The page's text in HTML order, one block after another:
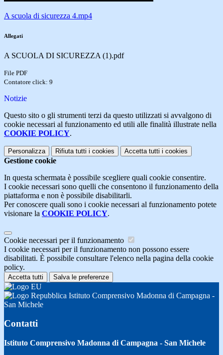
A scuola di sicurezza 4.mp4
Allegati
A SCUOLA DI SICUREZZA (1).pdf
File PDF
Contatore click: 9
Notizie
Questo sito o gli strumenti terzi da questo utilizzati si avvalgono di
cookie necessari al funzionamento ed utili alle finalità illustrate nella
COOKIE POLICY.
Personalizza Rifiuta tutti i cookies Accetta tutti i cookies
Gestione cookie
In questa schermata è possibile scegliere quali cookie consentire.
I cookie necessari sono quelli che consentono il funzionamento della
piattaforma e non è possibile disabilitarli.
Per conoscere quali sono i cookie necessari al funzionamento potete
visionare la COOKIE POLICY.
Cookie necessari per il funzionamento
I cookie necessari per il funzionamento non possono essere
disabilitati. È possibile consultare l'elenco nella pagina della cookie
policy.
Accetta tutti Salva le preferenze
Istituto Comprensivo Madonna di Campagna -
San Michele
Contatti
Istituto Comprensivo Madonna di Campagna - San Michele